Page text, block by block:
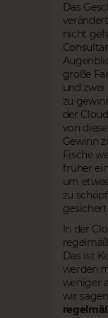
Das
nicht
große
und zwei
zu
der
von
Gewinn
Fische
früher
um
zu
In der
Das ist
werden
weniger
wir